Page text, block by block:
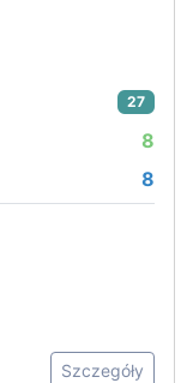
27
8
8
Szczegóły